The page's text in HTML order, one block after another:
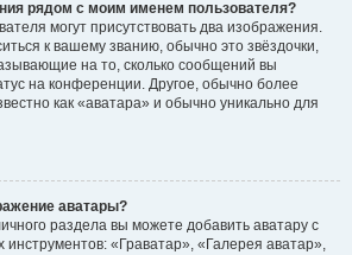
рядом с моим именем пользователя?
могут присутствовать два изображения.
к вашему званию, обычно это звёздочки,
на то, сколько сообщений вы
на конференции. Другое, обычно более
как «аватара» и обычно уникально для
аватары?
раздела вы можете добавить аватару с
инструментов: «Граватар», «Галерея аватар»,